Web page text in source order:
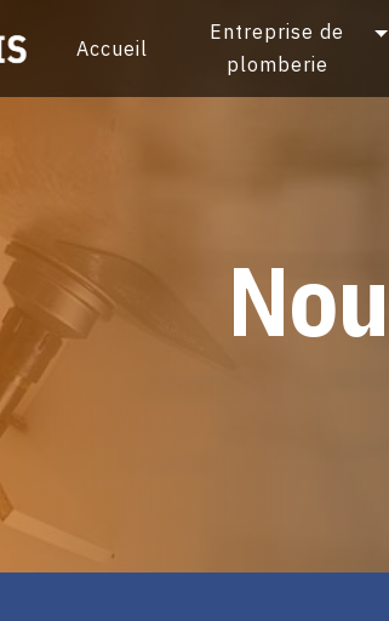
Accueil
Entreprise de
plomberie